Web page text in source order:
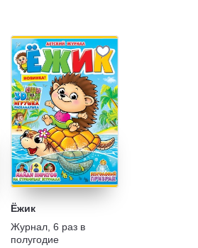
Ёжик
Журнал 6 раз в
полугодие